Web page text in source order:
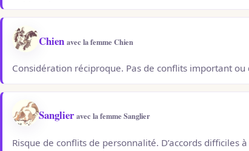
Chien avec la femme Chien
Considération réciproque. Pas de conflits important
Sanglieravec la femme Sanglier
Risque de conflits de personnalité. D’accords difficiles